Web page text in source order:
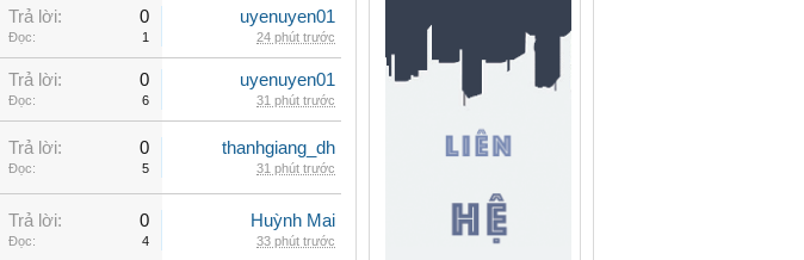
Trả lời: 0
Đọc: 1
uyenuyen01
24 phút trước
Trả lời: 0
Đọc: 6
uyenuyen01
31 phút trước
Trả lời: 0
Đọc: 5
thanhgiang_dh
31 phút trước
Trả lời: 0
Đọc: 4
Huỳnh Mai
33 phút trước